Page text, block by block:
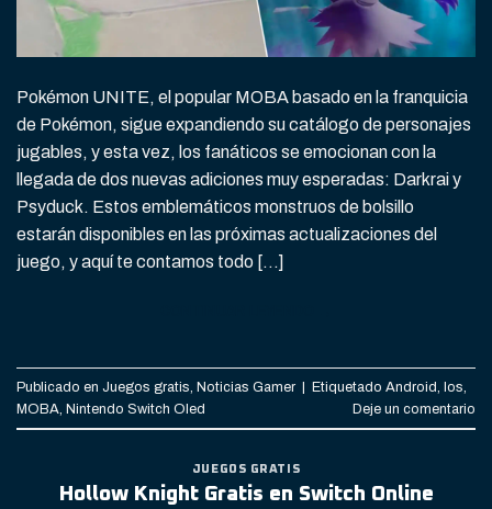
Pokémon UNITE, el popular MOBA basado en la franquicia
de Pokémon, sigue expandiendo su catálogo de personajes
jugables, y esta vez, los fanáticos se emocionan con la
llegada de dos nuevas adiciones muy esperadas: Darkrai y
Psyduck. Estos emblemáticos monstruos de bolsillo
estarán disponibles en las próximas actualizaciones del
juego, y aquí te contamos todo […]
Publicado en Juegos gratis Noticias Gamer | Etiquetado Android Ios
MOBA Nintendo Switch Oled Deje un comentario
JUEGOS GRATIS
Hollow Knight Gratis en Switch Online